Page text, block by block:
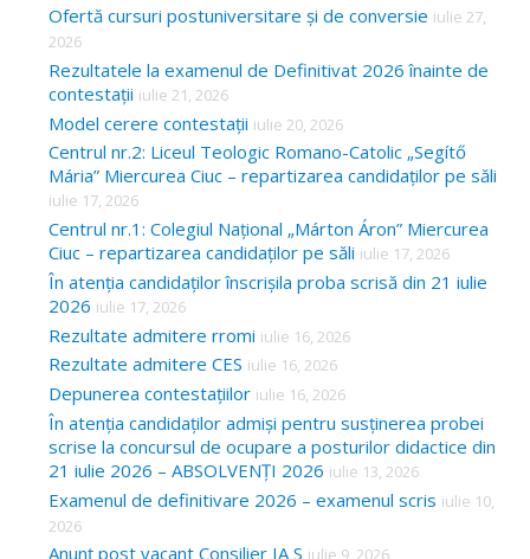
Ofertă cursuri postuniversitare și de conversie iulie 27,
2026
Rezultatele la examenul de Definitivat 2026 înainte de
contestații iulie 21, 2026
Model cerere contestații iulie 20, 2026
Centrul nr.2: Liceul Teologic Romano-Catolic „Segítő
Mária” Miercurea Ciuc – repartizarea candidaților pe săli
iulie 17, 2026
Centrul nr.1: Colegiul Național „Márton Áron” Miercurea
Ciuc – repartizarea candidaților pe săli iulie 17, 2026
În atenția candidaților înscrișila proba scrisă din 21 iulie
2026 iulie 17, 2026
Rezultate admitere rromi iulie 16, 2026
Rezultate admitere CES iulie 16, 2026
Depunerea contestațiilor iulie 16, 2026
În atenția candidaților admiși pentru susținerea probei
scrise la concursul de ocupare a posturilor didactice din
21 iulie 2026 – ABSOLVENȚI 2026 iulie 13, 2026
Examenul de definitivare 2026 – examenul scris iulie 10,
2026
Anunț post vacant Consilier IA S iulie 9, 2026